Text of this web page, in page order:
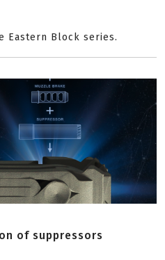
Eastern Block series.
of suppressors